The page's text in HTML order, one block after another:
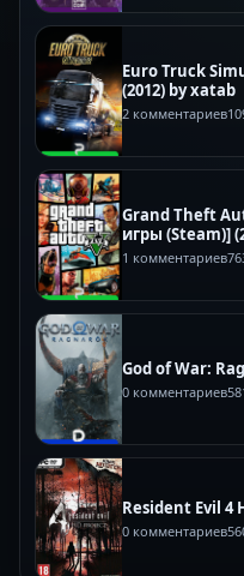
Euro Truck
(2012) by xatab
2 комментариев
Grand Theft
игры (Steam)]
1 комментариев
God of War:
0 комментариев
Resident Evil 4
0 комментариев